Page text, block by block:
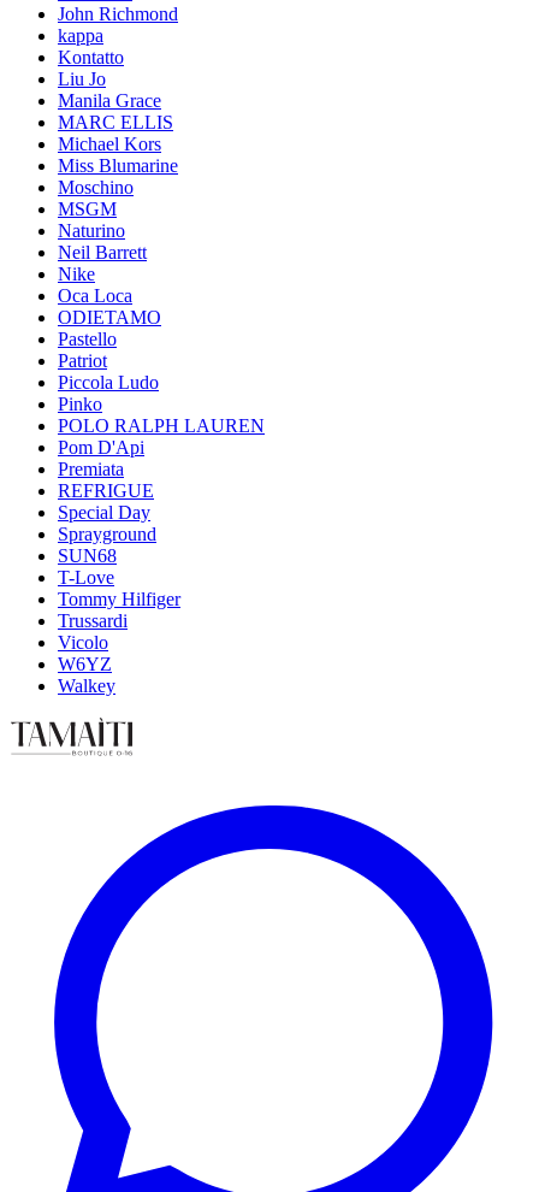
John Richmond
kappa
Kontatto
Liu Jo
Manila Grace
MARC ELLIS
Michael Kors
Miss Blumarine
Moschino
MSGM
Naturino
Neil Barrett
Nike
Oca Loca
ODIETAMO
Pastello
Patriot
Piccola Ludo
Pinko
POLO RALPH LAUREN
Pom D'Api
Premiata
REFRIGUE
Special Day
Sprayground
SUN68
T-Love
Tommy Hilfiger
Trussardi
Vicolo
W6YZ
Walkey